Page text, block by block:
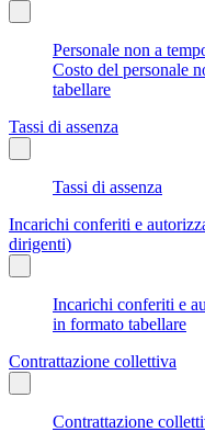
Personale non a
Costo del personale
tabellare
Tassi di assenza
Tassi di assenza
Incarichi conferiti e
dirigenti)
Incarichi conferiti e
in formato tabellare
Contrattazione collettiva
Contrattazione